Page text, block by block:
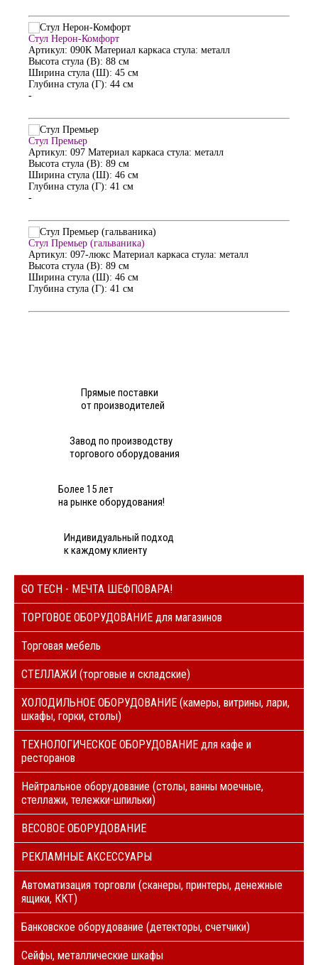
Стул Нерон-Комфорт
Артикул: 090К Материал каркаса стула: металл
Высота стула (В): 88 см
Ширина стула (Ш): 45 см
Глубина стула (Г): 44 см
-
Стул Премьер
Артикул: 097 Материал каркаса стула: металл
Высота стула (В): 89 см
Ширина стула (Ш): 46 см
Глубина стула (Г): 41 см
-
Стул Премьер (гальваника)
Артикул: 097-люкс Материал каркаса стула: металл
Высота стула (В): 89 см
Ширина стула (Ш): 46 см
Глубина стула (Г): 41 см
Прямые поставки
от производителей
Завод по производству
торгового оборудования
Более 15 лет
на рынке оборудования!
Индивидуальный подход
к каждому клиенту
GO TECH - МЕЧТА ШЕФПОВАРА!
ТОРГОВОЕ ОБОРУДОВАНИЕ для магазинов
Торговая мебель
СТЕЛЛАЖИ (торговые и складские)
ХОЛОДИЛЬНОЕ ОБОРУДОВАНИЕ (камеры, витрины, лари,
шкафы, горки, столы)
ТЕХНОЛОГИЧЕСКОЕ ОБОРУДОВАНИЕ для кафе и
ресторанов
Нейтральное оборудование (столы, ванны моечные,
стеллажи, тележки-шпильки)
ВЕСОВОЕ ОБОРУДОВАНИЕ
РЕКЛАМНЫЕ АКСЕССУАРЫ
Автоматизация торговли (сканеры, принтеры, денежные
ящики, ККТ)
Банковское оборудование (детекторы, счетчики)
Сейфы, металлические шкафы